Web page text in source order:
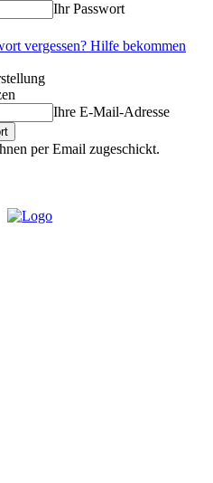
Ihr Passwort
vergessen? Hilfe bekommen
Ihre E-Mail-Adresse
per Email zugeschickt.